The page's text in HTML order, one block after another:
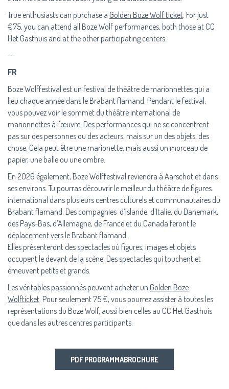
True enthusiasts can purchase a Golden Boze Wolf ticket . For just
€75, you can attend all Boze Wolf performances, both those at CC
Het Gasthuis and at the other participating centers.
--
FR
Boze Wolffestival est un festival de théâtre de marionnettes qui a
lieu chaque année dans le Brabant flamand. Pendant le festival,
vous pouvez voir le sommet du théâtre international de
marionnettes à l'œuvre. Des performances qui ne se concentrent
pas sur des personnes ou des acteurs, mais sur un des objets, des
chose. Cela peut être une marionette, mais aussi un morceau de
papier, une balle ou une ombre.
En 2026 également, Boze Wolffestival reviendra à Aarschot et dans
ses environs. Tu pourras découvrir le meilleur du théâtre de figures
international dans plusieurs centres culturels et communautaires du
Brabant flamand. Des compagnies d’Islande, d’Italie, du Danemark,
des Pays-Bas, d’Allemagne, de France et du Canada feront le
déplacement vers le Brabant flamand.
Elles présenteront des spectacles où figures, images et objets
occupent le devant de la scène. Des spectacles qui touchent et
émeuvent petits et grands.
Les véritables passionnés peuvent acheter un Golden Boze
Wolfticket . Pour seulement 75 €, vous pourrez assister à toutes les
représentations du Boze Wolf, aussi bien celles au CC Het Gasthuis
que dans les autres centres participants.
PDF PROGRAMMABROCHURE